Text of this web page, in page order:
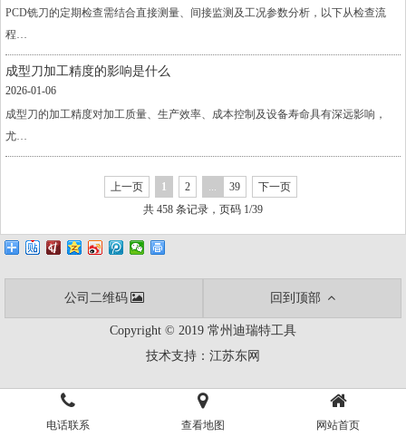
PCD铣刀的定期检查需结合直接测量、间接监测及工况参数分析，以下从检查流
程…
成型刀加工精度的影响是什么
2026-01-06
成型刀的加工精度对加工质量、生产效率、成本控制及设备寿命具有深远影响，
尤…
上一页 1 2 ... 39
下一页
共 458 条记录，页码 1/39
公司二维码 回到顶部
Copyright © 2019 常州迪瑞特工具
技术支持： 江苏东网
电话联系 查看地图 网站首页